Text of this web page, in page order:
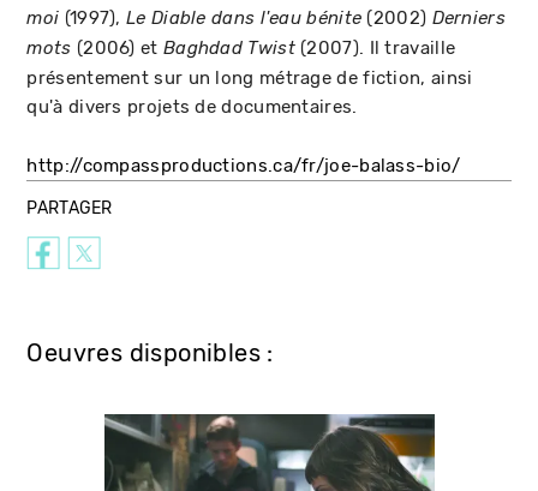
moi (1997),Le Diable dans l'eau bénite (2002) Derniers
mots (2006) et Baghdad Twist(2007). Il travaille
présentement sur un long métrage de fiction, ainsi
qu'à divers projets de documentaires.
http://compassproductions.ca/fr/joe-balass-bio/
PARTAGER
Oeuvres disponibles :